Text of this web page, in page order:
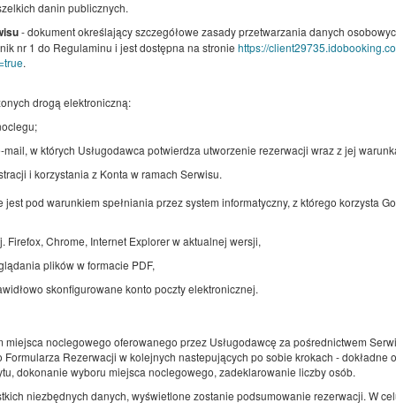
danin publicznych.
- dokument określający szczegółowe zasady przetwarzania danych
nr 1 do Regulaminu i jest dostępna na stronie https://
.
drogą elektroniczną:
w których Usługodawca potwierdza utworzenie rezerwacji wraz z jej
i korzystania z Konta w ramach Serwisu.
pod warunkiem spełniania przez system informatyczny, z którego korzysta
Firefox, Chrome, Internet Explorer w aktualnej wersji,
plików w formacie PDF,
skonfigurowane konto poczty elektronicznej.
miejsca noclegowego oferowanego przez Usługodawcę za pośrednictwem
Rezerwacji w kolejnych nastepujących po sobie krokach - dokładne
dokonanie wyboru miejsca noclegowego, zadeklarowanie liczby osób.
niezbędnych danych, wyświetlone zostanie podsumowanie rezerwacji. W
4 osoby
1 duże łóżko podwójne (Queen)
Udostępnij
Apartamenty Przy Deptaku - ul.
Dostępna liczba: 1
4 osoby
pow. 36,35 m
1 bardzo duże łóżko podwójne (King), 1 sofa jednoosobowa (Sofa
Udostępnij